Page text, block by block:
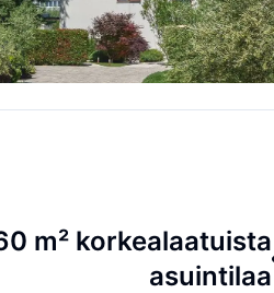
milloin tahansa, ja Rijekan
takaa mukavan saapumisen
m² korkealaatuista
asuintilaa